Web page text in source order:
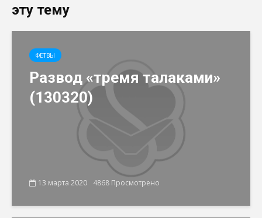
эту тему
ФЕТВЫ
Развод «тремя талаками»
(130320)
13 марта 2020 4868 Просмотрено